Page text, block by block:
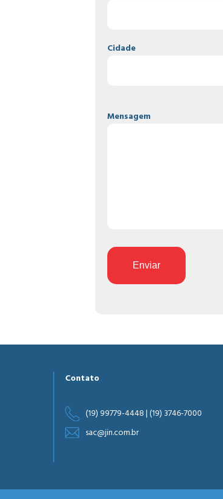
Cidade
Mensagem
Enviar
Contato
(19) 99779-4448 | (19) 3746-7000
sac@jin.com.br